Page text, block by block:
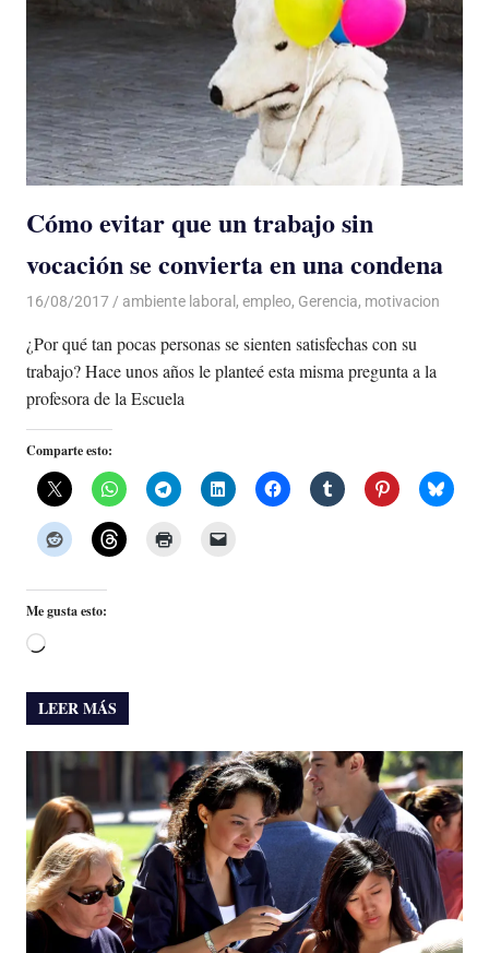
Cómo evitar que un trabajo sin
vocación se convierta en una condena
16/08/2017 De todo un Poco
ambiente laboral , empleo, Gerencia, motivacion
¿Por qué tan pocas personas se sienten satisfechas con su
trabajo? Hace unos años le planteé esta misma pregunta a la
profesora de la Escuela
Comparte esto:
Me gusta esto:
Cargando...
LEER MÁS